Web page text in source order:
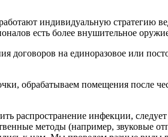
индивидуальную стратегию
есть более внушительное
на единоразовое или
обрабатываем помещения после
распространение инфекции,
методы (например, звуковые